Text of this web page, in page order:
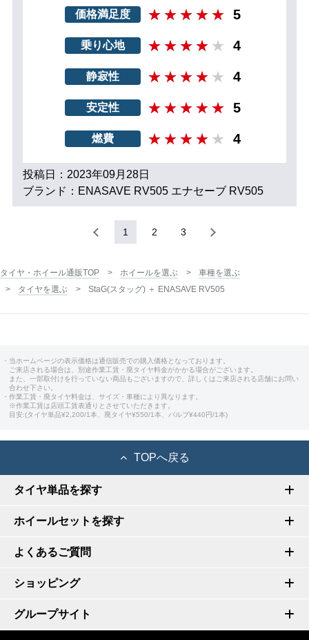
価格満足度 5
乗り心地 4
静寂性 4
安定性 5
燃費 4
投稿日：2023年09月28日
ブランド：ENASAVE RV505 エナセーブ RV505
1 2 3
タイヤ・ホイール通販TOP ホイールを選ぶ
車種を選ぶ
タイヤを選ぶ
StaG(スタッグ) ＋ ENASAVE RV505
・当ホームページの表示価格は通信販売での購入価格となっております。
ご来店される場合は、別途作業工賃・廃タイヤ料金がかかる場合がございます。
また、一部取付けを行っていない商品もございますので、詳しくはご来店される店舗にお問い
合わせ下さい。
・作業工賃・廃タイヤ料金は、サイズ・車種により異なります。
※作業工賃は店頭工賃表通りとさせていただきます。
目安:(タイヤ単品¥2,200/1本、廃タイヤ¥550/1本、バルブ¥440円/1本)
TOPへ戻る
タイヤ単品を探す
ホイールセットを探す
よくあるご質問
ショッピング
グループサイト